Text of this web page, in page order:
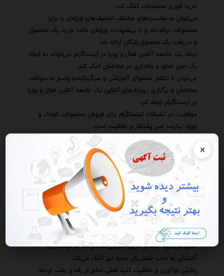
×
خرید فوری محصولات کمک کند.
می‌توان به مناسبت‌های مختلف تخفیف‌های ویژه‌ای را برای
محصولات ارائه داد و یا پیشنهادات ویژه‌ای مانند خرید یک محصول
و دریافت یک محصول رایگان ارائه داد.
ایجاد یک جامعه آنلاین فعال و پویا در اینستاگرام می‌تواند به ایجاد
یک حس تعلق و وفاداری در مخاطبان کمک کند.
می‌توان با انتشار محتوای آموزشی و سرگرم‌کننده پاسخ به سوالات
مخاطبان و برگزاری رویدادهای آنلاین یک جامعه آنلاین فعال و پویا
در اینستاگرام ایجاد کرد.
موفقیت در تبلیغات اینستاگرام برای فروش محصولات کودک و
نوزاد نیازمند صبر پشتکار و خلاقیت است.
با شناخت دقیق مخاطبان انتخاب فرمت‌های تبلیغاتی مناسب
طراحی محتوای جذاب و باکیفیت استفاده از هشتگ‌های مرتبط
ارزیابی و بهینه‌سازی تبلیغات و استفاده از روش‌های دیگر برای
افزایش تعامل با مخاطبان می‌توان به اهداف تبلیغاتی خود دست
یافت و فروش محصولات را به طور چشمگیری افزایش داد.
در این مسیر پر فراز و نشیب همواره به یاد داشته باشید که ارائه
محصولاتی با کیفیت بالا و خدمات پس از فروش مناسب نقش
بسزایی در ایجاد اعتماد و وفاداری در مشتریان ایفا می‌کند.
این اعتماد و وفاداری نه تنها منجر به تکرار خرید توسط مشتریان
فعلی می‌شود بلکه از طریق معرفی محصولات به دوستان و
آشنایان به جذب مشتریان جدید نیز کمک می‌کند.
رقابتی نوآوری و خلاقیت کلید اصلی تمایز از رقبا و جلب توجه